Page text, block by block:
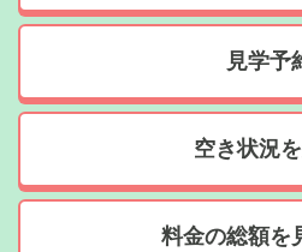
見学予
空き状況
料金の総額を